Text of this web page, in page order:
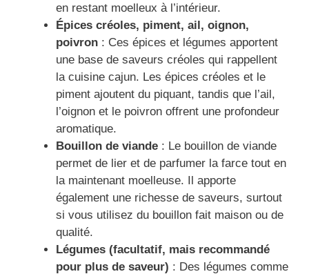
en restant moelleux à l’intérieur.
Épices créoles, piment, ail, oignon,
poivron : Ces épices et légumes apportent
une base de saveurs créoles qui rappellent
la cuisine cajun. Les épices créoles et le
piment ajoutent du piquant, tandis que l’ail,
l’oignon et le poivron offrent une profondeur
aromatique.
Bouillon de viande : Le bouillon de viande
permet de lier et de parfumer la farce tout en
la maintenant moelleuse. Il apporte
également une richesse de saveurs, surtout
si vous utilisez du bouillon fait maison ou de
qualité.
Légumes (facultatif, mais recommandé
pour plus de saveur) : Des légumes comme